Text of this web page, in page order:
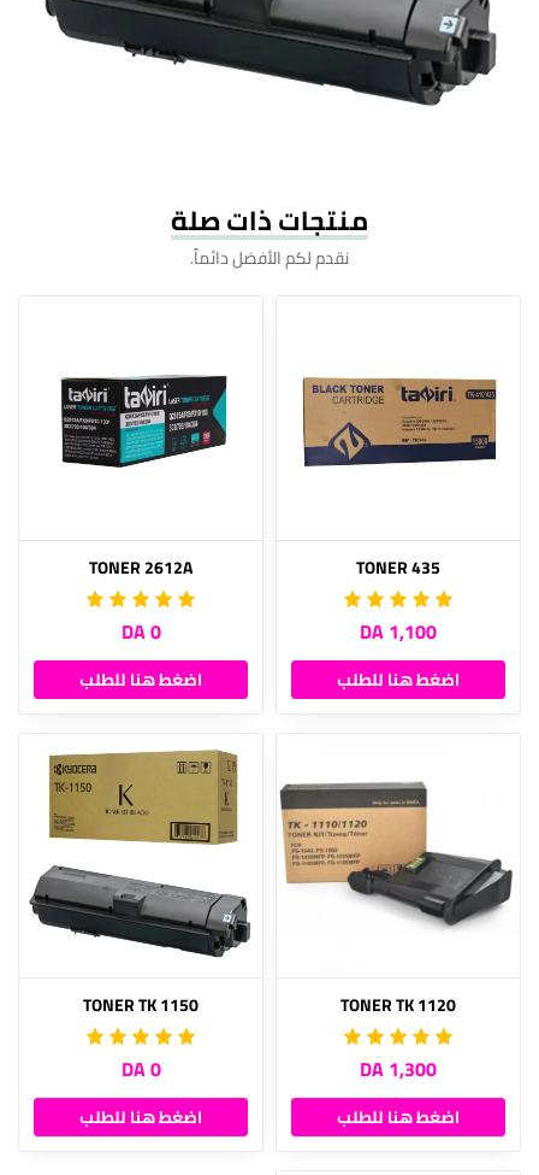
منتجات ذات صلة
نقدم لكم الأفضل دائماً.
TONER 435
1,100 DA
اضغط هنا للطلب
TONER 2612A
0 DA
اضغط هنا للطلب
TONER TK 1120
1,300 DA
اضغط هنا للطلب
TONER TK 1150
0 DA
اضغط هنا للطلب